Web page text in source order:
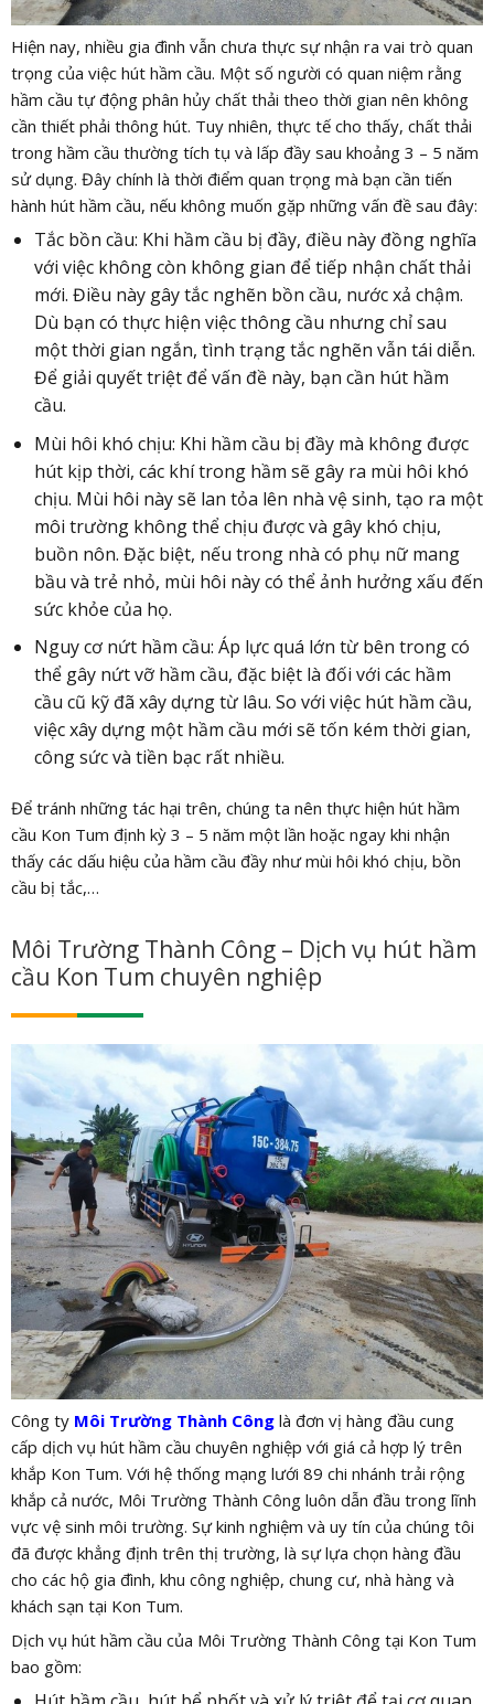
Hiện nay, nhiều gia đình vẫn chưa thực sự nhận ra vai trò quan
trọng của việc hút hầm cầu. Một số người có quan niệm rằng
hầm cầu tự động phân hủy chất thải theo thời gian nên không
cần thiết phải thông hút. Tuy nhiên, thực tế cho thấy, chất thải
trong hầm cầu thường tích tụ và lấp đầy sau khoảng 3 – 5 năm
sử dụng. Đây chính là thời điểm quan trọng mà bạn cần tiến
hành hút hầm cầu, nếu không muốn gặp những vấn đề sau đây:
Tắc bồn cầu: Khi hầm cầu bị đầy, điều này đồng nghĩa
với việc không còn không gian để tiếp nhận chất thải
mới. Điều này gây tắc nghẽn bồn cầu, nước xả chậm.
Dù bạn có thực hiện việc thông cầu nhưng chỉ sau
một thời gian ngắn, tình trạng tắc nghẽn vẫn tái diễn.
Để giải quyết triệt để vấn đề này, bạn cần hút hầm
cầu.
Mùi hôi khó chịu: Khi hầm cầu bị đầy mà không được
hút kịp thời, các khí trong hầm sẽ gây ra mùi hôi khó
chịu. Mùi hôi này sẽ lan tỏa lên nhà vệ sinh, tạo ra một
môi trường không thể chịu được và gây khó chịu,
buồn nôn. Đặc biệt, nếu trong nhà có phụ nữ mang
bầu và trẻ nhỏ, mùi hôi này có thể ảnh hưởng xấu đến
sức khỏe của họ.
Nguy cơ nứt hầm cầu: Áp lực quá lớn từ bên trong có
thể gây nứt vỡ hầm cầu, đặc biệt là đối với các hầm
cầu cũ kỹ đã xây dựng từ lâu. So với việc hút hầm cầu,
việc xây dựng một hầm cầu mới sẽ tốn kém thời gian,
công sức và tiền bạc rất nhiều.
Để tránh những tác hại trên, chúng ta nên thực hiện hút hầm
cầu Kon Tum định kỳ 3 – 5 năm một lần hoặc ngay khi nhận
thấy các dấu hiệu của hầm cầu đầy như mùi hôi khó chịu, bồn
cầu bị tắc,…
Môi Trường Thành Công – Dịch vụ hút hầm
cầu Kon Tum chuyên nghiệp
Công ty Môi Trường Thành Cônglà đơn vị hàng đầu cung
cấp dịch vụ hút hầm cầu chuyên nghiệp với giá cả hợp lý trên
khắp Kon Tum. Với hệ thống mạng lưới 89 chi nhánh trải rộng
khắp cả nước, Môi Trường Thành Công luôn dẫn đầu trong lĩnh
vực vệ sinh môi trường. Sự kinh nghiệm và uy tín của chúng tôi
đã được khẳng định trên thị trường, là sự lựa chọn hàng đầu
cho các hộ gia đình, khu công nghiệp, chung cư, nhà hàng và
khách sạn tại Kon Tum.
Dịch vụ hút hầm cầu của Môi Trường Thành Công tại Kon Tum
bao gồm: